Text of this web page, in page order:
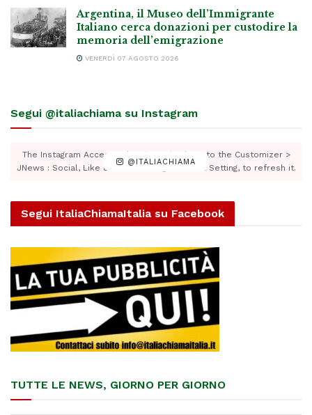
Argentina, il Museo dell’Immigrante
Italiano cerca donazioni per custodire la
memoria dell’emigrazione
VENERDÌ 07 AGOSTO 2026
Segui @italiachiama su Instagram
@ITALIACHIAMA
The Instagram Access Token is expired, Go to the Customizer >
JNews : Social, Like & View > Instagram Feed Setting, to refresh it.
Segui ItaliaChiamaItalia su Facebook
TUTTE LE NEWS, GIORNO PER GIORNO